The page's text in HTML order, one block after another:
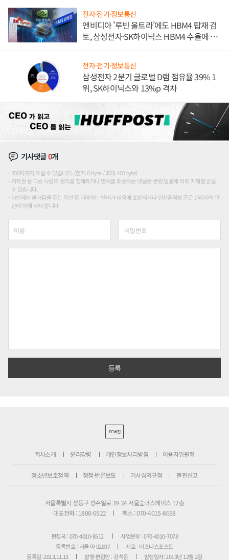
전자·전기·정보통신
엔비디아 '루빈 울트라'에도 HBM4 탑재 검
토, 삼성전자·SK하이닉스 HBM4 수율에 주
전자·전기·정보통신
삼성전자 2분기 글로벌 D램 점유율 39% 1
위, SK하이닉스와 13%p 격차
기사댓글0개
200자까지 쓰실 수 있습니다. (현재 0 byte / 최대 400byte)
저작권 등 다른 사람의 권리를 침해하거나 명예를 훼손하는 댓글은 관련 법률에 의해 제재를 받을
수 있습니다.
타인에게 불쾌감을 주는 욕설 등 비하하는 단어가 내용에 포함되거나 인신공격성 글은 관리자의 판
단에 의해 삭제 합니다.
PC버전
회사소개 윤리강령 개인정보처리방침 이용자위원회
청소년보호정책 정정·반론보도 기사심의규정 불편신고
서울특별시 성동구 성수일로 39-34 서울숲더스페이스 12층
대표전화 : 1800-6522
팩스 : 070-4015-8658
편집국 : 070-4010-8512
사업본부 : 070-4010-7078
등록번호 : 서울 아 02897
제호 : 비즈니스포스트
등록일: 2013.11.13
발행·편집인 : 강석운 발행일자: 2013년 12월 2일